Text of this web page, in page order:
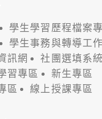
學生學習歷程檔案
學生事務與轉導工
訊網
社團選填系統
習專區
新生專區
區
線上授課專區